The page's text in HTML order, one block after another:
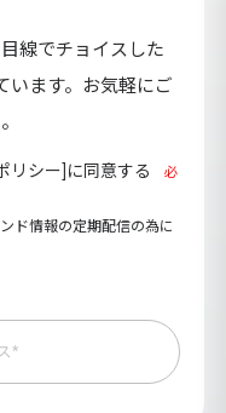
線でチョイスした
います。お気軽にご
リシー]に同意する
必
ド情報の定期配信の為に
*